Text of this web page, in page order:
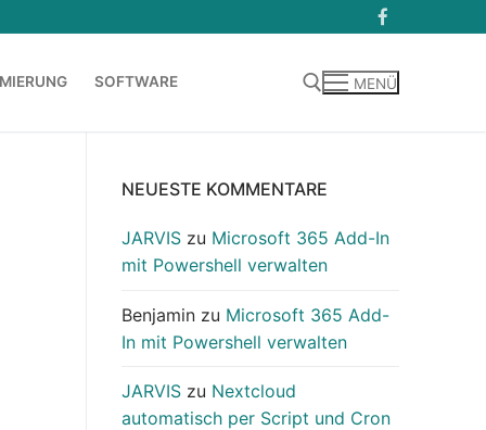
SOFTWARE MENÜ
NEUESTE KOMMENTARE
JARVIS zu Microsoft 365 Add-In
mit Powershell verwalten
Benjamin zu Microsoft 365 Add-
In mit Powershell verwalten
JARVIS zu Nextcloud
automatisch per Script und Cron